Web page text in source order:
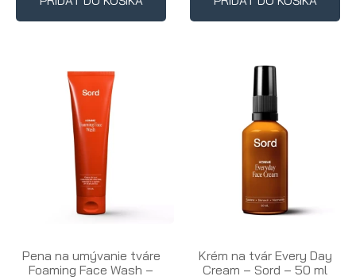
Pena na umývanie tváre
Foaming Face Wash –
Krém na tvár Every Day
Cream – Sord – 50 ml